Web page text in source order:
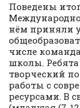
Поведены
нём приняли
числе
школы.
творческий
работы с
ресурсами. В